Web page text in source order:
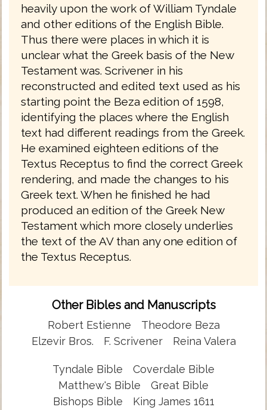
heavily upon the work of William Tyndale
and other editions of the English Bible.
Thus there were places in which it is
unclear what the Greek basis of the New
Testament was. Scrivener in his
reconstructed and edited text used as his
starting point the Beza edition of 1598,
identifying the places where the English
text had different readings from the Greek.
He examined eighteen editions of the
Textus Receptus to find the correct Greek
rendering, and made the changes to his
Greek text. When he finished he had
produced an edition of the Greek New
Testament which more closely underlies
the text of the AV than any one edition of
the Textus Receptus.
Other Bibles and Manuscripts
Robert Estienne
Theodore Beza
Elzevir Bros.
F. Scrivener Reina Valera
Tyndale Bible
Coverdale Bible
Matthew's Bible
Great Bible
Bishops Bible
King James 1611